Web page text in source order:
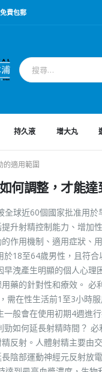
費包郵
持久液 增大丸
的適用範圍
何調整，才能達
球近60個國家批准用
升射精控制能力、增加
作用機制、適用症狀、
於18至64歲男性，且符
洩產生明顯的個人心
藥的針對性和療效。
需在性生活前1至3小時
一般會在使用初期4週進
如何延長射精時間？
反射。人體射精主要由
陰部運動神經元反射放